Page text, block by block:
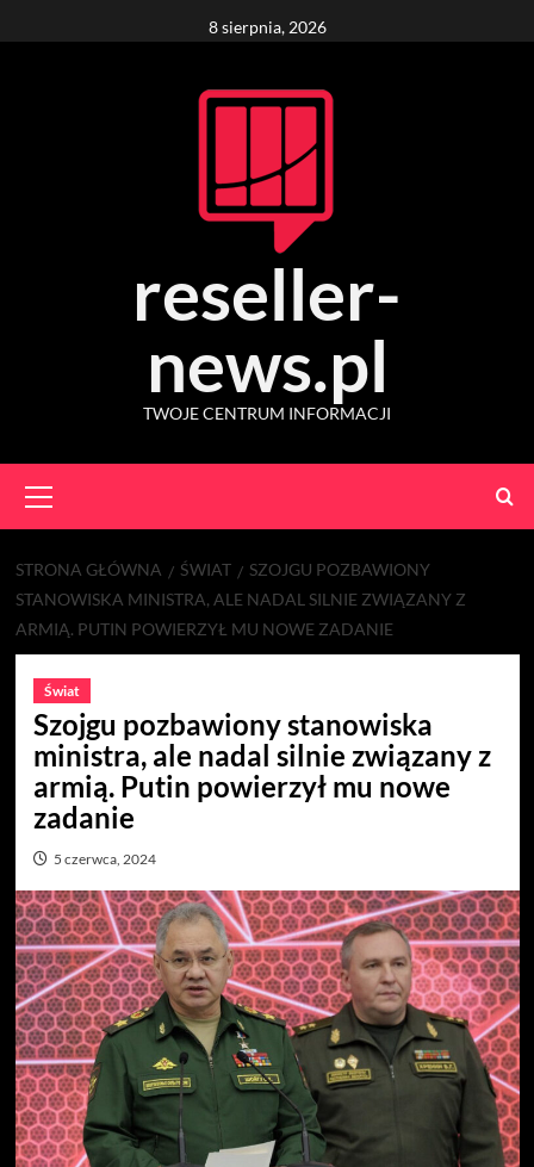
to
8 sierpnia, 2026
reseller-
news.pl
TWOJE CENTRUM INFORMACJI
Menu
STRONA GŁÓWNA ŚWIAT
SZOJGU POZBAWIONY
STANOWISKA MINISTRA, ALE NADAL SILNIE ZWIĄZANY Z
ARMIĄ. PUTIN POWIERZYŁ MU NOWE ZADANIE
Świat
Szojgu pozbawiony stanowiska
ministra, ale nadal silnie związany z
armią. Putin powierzył mu nowe
zadanie
5 czerwca, 2024